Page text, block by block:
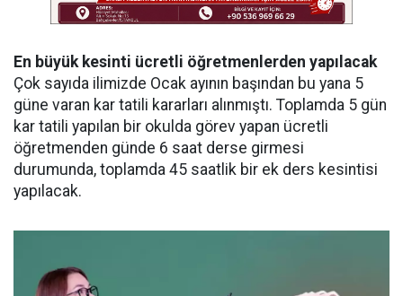
En büyük kesinti ücretli öğretmenlerden yapılacak
Çok sayıda ilimizde Ocak ayının başından bu yana 5
güne varan kar tatili kararları alınmıştı. Toplamda 5 gün
kar tatili yapılan bir okulda görev yapan ücretli
öğretmenden günde 6 saat derse girmesi
durumunda, toplamda 45 saatlik bir ek ders kesintisi
yapılacak.